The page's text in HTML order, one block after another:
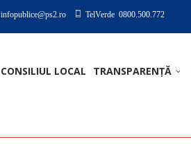
infopublice@ps2.ro TelVerde 0800.500.772
CONSILIUL LOCAL TRANSPARENȚĂ